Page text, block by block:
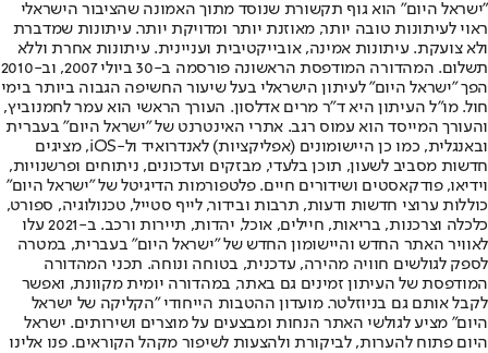
"ישראל היום" הוא גוף תקשורת שנוסד מתוך האמונה שהציבור הישראלי
ראוי לעיתונות טובה יותר, מאוזנת יותר ומדויקת יותר. עיתונות שמדברת
ולא צועקת. עיתונות אמינה, אובייקטיבית ועניינית. עיתונות אחרת וללא
תשלום. המהדורה המודפסת הראשונה פורסמה ב-30 ביולי 2007, וב-2010
הפך "ישראל היום" לעיתון הישראלי בעל שיעור החשיפה הגבוה ביותר בימי
חול. מו"ל העיתון היא ד"ר מרים אדלסון. העורך הראשי הוא עמר לחמנוביץ,
והעורך המייסד הוא עמוס רגב. אתרי האינטרנט של "ישראל היום" בעברית
ובאנגלית, כמו כן היישומונים (אפליקציות) לאנדרואיד ול-iOS, מציגים
חדשות מסביב לשעון, תוכן בלעדי, מבזקים ועדכונים, ניתוחים ופרשנויות,
וידיאו, פודקאסטים ושידורים חיים. פלטפורמות הדיגיטל של "ישראל היום"
כוללות ערוצי חדשות ודעות, תרבות ובידור, לייף סטייל, טכנולוגיה, ספורט,
כלכלה וצרכנות, בריאות, חיילים, אוכל, יהדות, תיירות ורכב. ב-2021 עלו
לאוויר האתר החדש והיישומון החדש של "ישראל היום" בעברית, במטרה
לספק לגולשים חוויה מהירה, עדכנית, בטוחה ונוחה. תכני המהדורה
המודפסת של העיתון זמינים גם באתר, במהדורה יומית מקוונת, ואפשר
לקבל אותם גם בניוזלטר. מועדון ההטבות הייחודי "הקליקה של ישראל
היום" מציע לגולשי האתר הנחות ומבצעים על מוצרים ושירותים. ישראל
היום פתוח להערות, לביקורת ולהצעות לשיפור מקהל הקוראים. פנו אלינו